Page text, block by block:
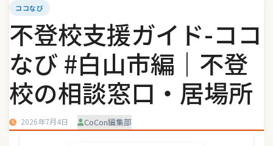
ココなび
不登校支援ガイド-ココ
なび #白山市編｜不登
校の相談窓口・居場所
2026年7月4日 CoCon編集部